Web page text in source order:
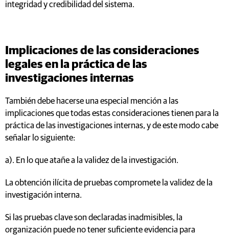
integridad y credibilidad del sistema.
Implicaciones de las consideraciones
legales en la práctica de las
investigaciones internas
También debe hacerse una especial mención a las
implicaciones que todas estas consideraciones tienen para la
práctica de las investigaciones internas, y de este modo cabe
señalar lo siguiente:
a). En lo que atañe a la validez de la investigación.
La obtención ilícita de pruebas compromete la validez de la
investigación interna.
Si las pruebas clave son declaradas inadmisibles, la
organización puede no tener suficiente evidencia para